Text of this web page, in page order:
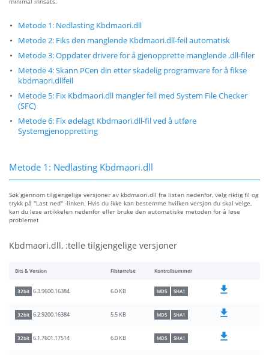
Metode 1: Nedlasting Kbdmaori.dll
Metode 2: Fiks den manglende Kbdmaori.dll-feil automatisk
Metode 3: Oppdater drivere for å gjenopprette manglende .dll-filer
Metode 4: Skann PCen din etter skadelig programvare for å fikse
kbdmaori.dllfeil
Metode 5: Fix Kbdmaori.dll mangler feil med System File Checker
(SFC)
Metode 6: Fix ødelagt Kbdmaori.dll-fil ved å utføre
Systemgjenoppretting
Metode 1: Nedlasting Kbdmaori.dll
Søk gjennom tilgjengelige versjoner av kbdmaori.dll fra listen nedenfor, velg riktig fil og
trykk på "Last ned" -linken. Hvis du ikke kan bestemme hvilken versjon du skal velge,
kan du lese artikkelen nedenfor eller bruke den automatiske metoden for å løse
problemet
Kbdmaori.dll, :telle tilgjengelige versjoner
Bits & Version Filstørrelse Kontrollsummer
32bit 6.3.9600.16384 6.0 KB MD5 SHA1
32bit 6.2.9200.16384 5.5 KB MD5 SHA1
32bit 6.1.7601.17514 6.0 KB MD5 SHA1